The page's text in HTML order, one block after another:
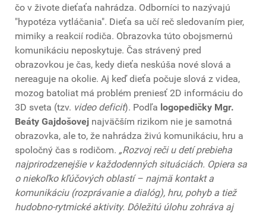
čo v živote dieťaťa nahrádza. Odborníci to nazývajú
"hypotéza vytláčania". Dieťa sa učí reč sledovaním pier,
mimiky a reakcií rodiča. Obrazovka túto obojsmernú
komunikáciu neposkytuje. Čas strávený pred
obrazovkou je čas, kedy dieťa neskúša nové slová a
nereaguje na okolie. Aj keď dieťa počuje slová z videa,
mozog batoliat má problém preniesť 2D informáciu do
3D sveta (tzv. video deficit). Podľa logopedičky Mgr.
Beáty Gajdošovej najväčším rizikom nie je samotná
obrazovka, ale to, že nahrádza živú komunikáciu, hru a
spoločný čas s rodičom. „Rozvoj reči u detí prebieha
najprirodzenejšie v každodenných situáciách. Opiera sa
o niekoľko kľúčových oblastí – najmä kontakt a
komunikáciu (rozprávanie a dialóg), hru, pohyb a tiež
hudobno-rytmické aktivity. Dôležitú úlohu zohráva aj